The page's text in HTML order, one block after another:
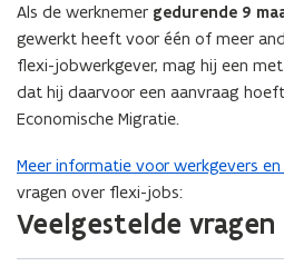
p
e
n
t
i
n
e
u
Als de werknemer gedurende 9
gewerkt heeft voor één of meer
flexi-jobwerkgever, mag hij een
dat hij daarvoor een aanvraag
Economische Migratie.
Meer informatie voor werkgevers
(
b
e
vragen over flexi-jobs:
Veelgestelde vragen